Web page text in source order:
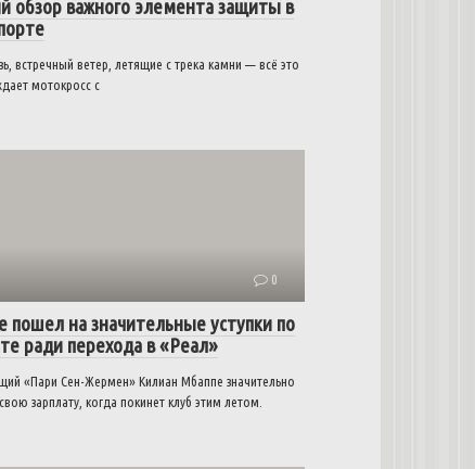
обзор важного элемента защиты в
встречный ветер, летящие с трека камни — всё это
мотокросс с
0
пошел на значительные уступки по
ради перехода в «Реал»
«Пари Сен-Жермен» Килиан Мбаппе значительно
зарплату, когда покинет клуб этим летом.